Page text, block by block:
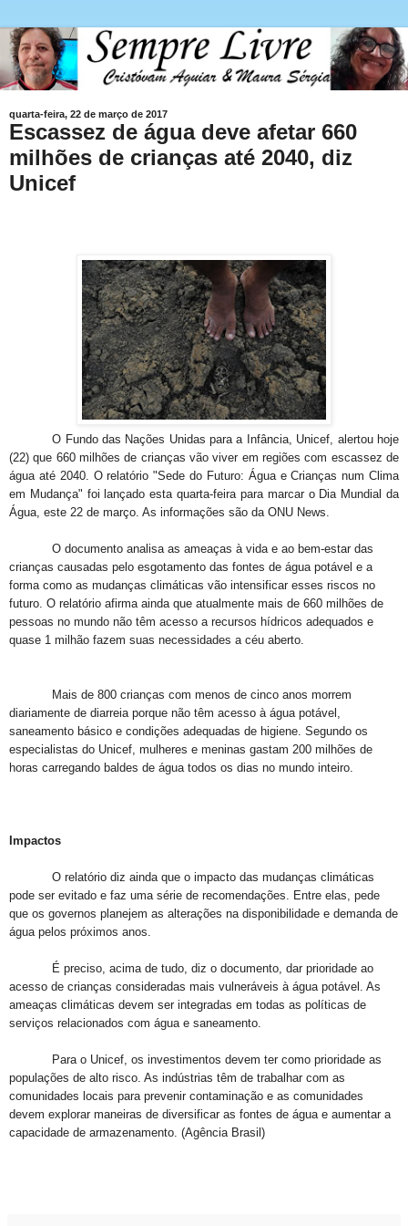
quarta-feira, 22 de março de 2017
Escassez de água deve afetar 660
milhões de crianças até 2040, diz
Unicef
O Fundo das Nações Unidas para a Infância, Unicef, alertou hoje
(22) que 660 milhões de crianças vão viver em regiões com escassez de
água até 2040. O relatório "Sede do Futuro: Água e Crianças num Clima
em Mudança" foi lançado esta quarta-feira para marcar o Dia Mundial da
Água, este 22 de março. As informações são da ONU News.
O documento analisa as ameaças à vida e ao bem-estar das
crianças causadas pelo esgotamento das fontes de água potável e a
forma como as mudanças climáticas vão intensificar esses riscos no
futuro. O relatório afirma ainda que atualmente mais de 660 milhões de
pessoas no mundo não têm acesso a recursos hídricos adequados e
quase 1 milhão fazem suas necessidades a céu aberto.
Mais de 800 crianças com menos de cinco anos morrem
diariamente de diarreia porque não têm acesso à água potável,
saneamento básico e condições adequadas de higiene. Segundo os
especialistas do Unicef, mulheres e meninas gastam 200 milhões de
horas carregando baldes de água todos os dias no mundo inteiro.
Impactos
O relatório diz ainda que o impacto das mudanças climáticas
pode ser evitado e faz uma série de recomendações. Entre elas, pede
que os governos planejem as alterações na disponibilidade e demanda de
água pelos próximos anos.
É preciso, acima de tudo, diz o documento, dar prioridade ao
acesso de crianças consideradas mais vulneráveis à água potável. As
ameaças climáticas devem ser integradas em todas as políticas de
serviços relacionados com água e saneamento.
Para o Unicef, os investimentos devem ter como prioridade as
populações de alto risco. As indústrias têm de trabalhar com as
comunidades locais para prevenir contaminação e as comunidades
devem explorar maneiras de diversificar as fontes de água e aumentar a
capacidade de armazenamento. (Agência Brasil)